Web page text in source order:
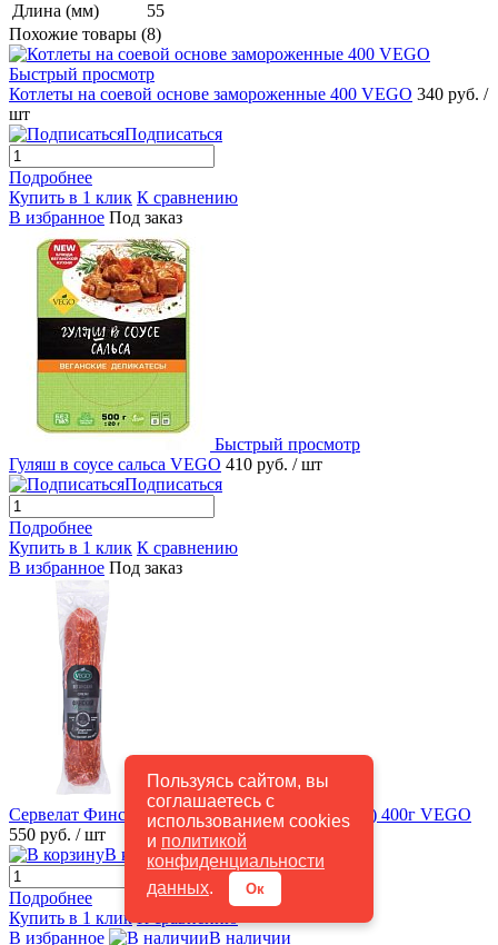
Пользуясь сайтом, вы
соглашаетесь с
использованием cookies
и политикой
конфиденциальности
данных. Ок
Длина (мм)
55
Похожие товары (8)
Быстрый просмотр
Котлеты на соевой основе замороженные 400 VEGO 340 руб. /
шт
Подписаться
Подробнее
Купить в 1 клик К сравнению
В избранное Под заказ
Быстрый просмотр
Гуляш в соусе сальса VEGO 410 руб. / шт
Подписаться
Подробнее
Купить в 1 клик К сравнению
В избранное Под заказ
Быстрый просмотр
Сервелат Финский варено-копченая (полиамид) 400г VEGO
550 руб. / шт
В корзину
Подробнее
Купить в 1 клик
В избранное
В наличии